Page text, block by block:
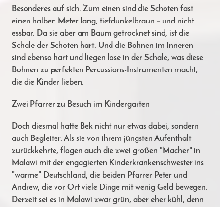
Besonderes auf sich. Zum einen sind die Schoten fast
einen halben Meter lang, tiefdunkelbraun – und nicht
essbar. Da sie aber am Baum getrocknet sind, ist die
Schale der Schoten hart. Und die Bohnen im Inneren
sind ebenso hart und liegen lose in der Schale, was diese
Bohnen zu perfekten Percussions-Instrumenten macht,
die die Kinder lieben.
Zwei Pfarrer zu Besuch im Kindergarten
Doch diesmal hatte Bek nicht nur etwas dabei, sondern
auch Begleiter. Als sie von ihrem jüngsten Aufenthalt
zurückkehrte, flogen auch die zwei großen "Macher" in
Malawi mit der engagierten Kinderkrankenschwester ins
"warme" Deutschland, die beiden Pfarrer Peter und
Andrew, die vor Ort viele Dinge mit wenig Geld bewegen.
Derzeit sei es in Malawi zwar grün, aber eher kühl, denn